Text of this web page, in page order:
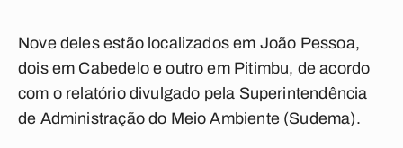
Nove deles estão localizados em João Pessoa,
dois em Cabedelo e outro em Pitimbu, de acordo
com o relatório divulgado pela Superintendência
de Administração do Meio Ambiente (Sudema).